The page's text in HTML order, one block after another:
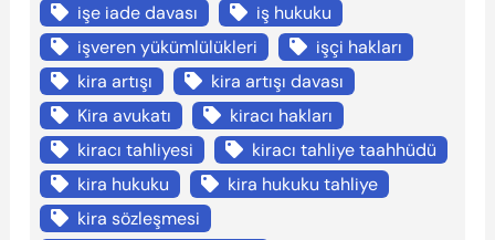
işe iade davası
iş hukuku
işveren yükümlülükleri
işçi hakları
kira artışı
kira artışı davası
Kira avukatı
kiracı hakları
kiracı tahliyesi
kiracı tahliye taahhüdü
kira hukuku
kira hukuku tahliye
kira sözleşmesi